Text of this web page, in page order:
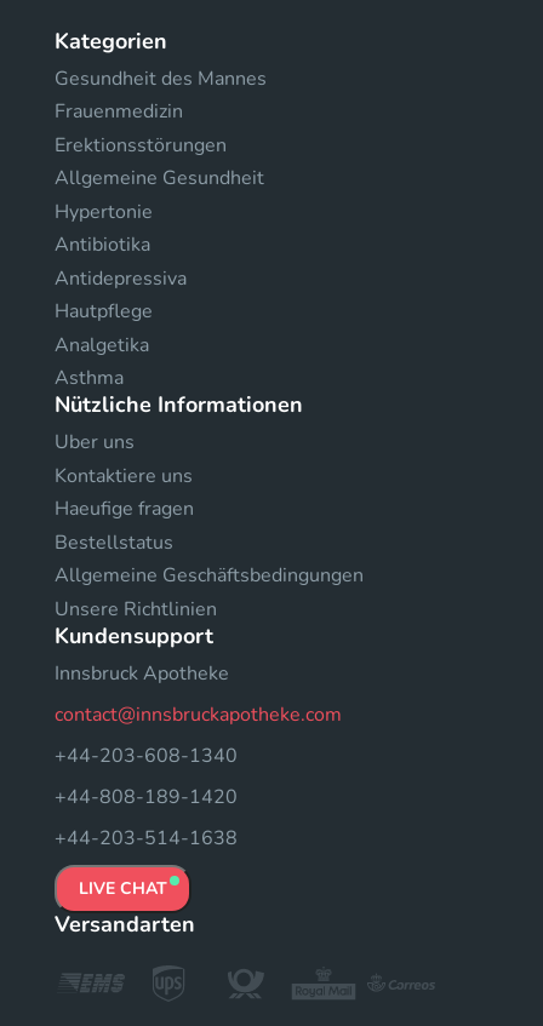
Kategorien
Gesundheit des Mannes
Frauenmedizin
Erektionsstörungen
Allgemeine Gesundheit
Hypertonie
Antibiotika
Antidepressiva
Hautpflege
Analgetika
Asthma
Nützliche Informationen
Uber uns
Kontaktiere uns
Haeufige fragen
Bestellstatus
Allgemeine Geschäftsbedingungen
Unsere Richtlinien
Kundensupport
Innsbruck Apotheke
contact@innsbruckapotheke.com
+44-203-608-1340
+44-808-189-1420
+44-203-514-1638
LIVE CHAT
Versandarten